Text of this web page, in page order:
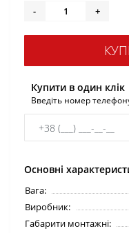
Основні
Вага:
Виробник:
Габарити монтажні:
- +
Купити в один клік
Введіть номер